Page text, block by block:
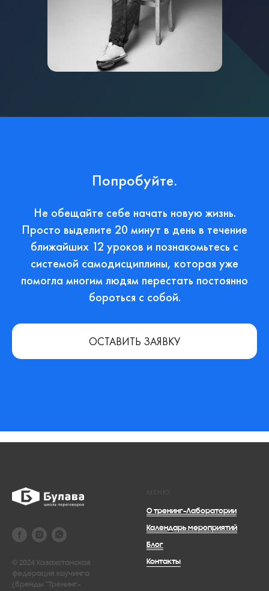
Попробуйте.
Не обещайте себе начать новую жизнь.
Просто выделите 20 минут в день в течение
ближайших 12 уроков и познакомьтесь с
системой самодисциплины, которая уже
помогла многим людям перестать постоянно
бороться с собой.
ОСТАВИТЬ ЗАЯВКУ
© 2024 Казахстанская
федерация коучинга
(бренды "Тренинг-
МЕНЮ
О тренинг-Лаборатории
Календарь мероприятий
Блог
Контакты